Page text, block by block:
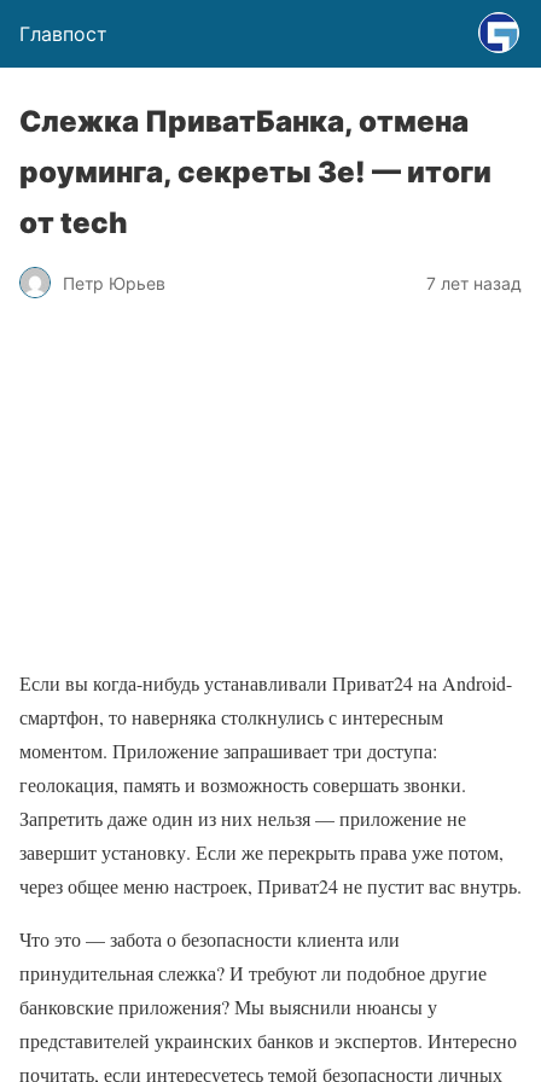
Главпост
Слежка ПриватБанка, отмена
роуминга, секреты Зе! — итоги
от tech
Петр Юрьев 7 лет назад
Если вы когда-нибудь устанавливали Приват24 на Android-
смартфон, то наверняка столкнулись с интересным
моментом. Приложение запрашивает три доступа:
геолокация, память и возможность совершать звонки.
Запретить даже один из них нельзя — приложение не
завершит установку. Если же перекрыть права уже потом,
через общее меню настроек, Приват24 не пустит вас внутрь.
Что это — забота о безопасности клиента или
принудительная слежка? И требуют ли подобное другие
банковские приложения? Мы выяснили нюансы у
представителей украинских банков и экспертов. Интересно
почитать, если интересуетесь темой безопасности личных